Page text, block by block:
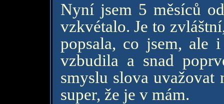
Nyní jsem 5 měsíců
vzkvétalo. Je to
popsala, co jsem, ale
vzbudila a snad
smyslu slova uvažovat
super, že je v mám.